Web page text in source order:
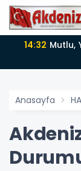
Olarak
Anasayfa